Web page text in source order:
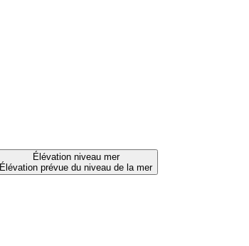
Élévation niveau mer
Élévation prévue du niveau de la mer